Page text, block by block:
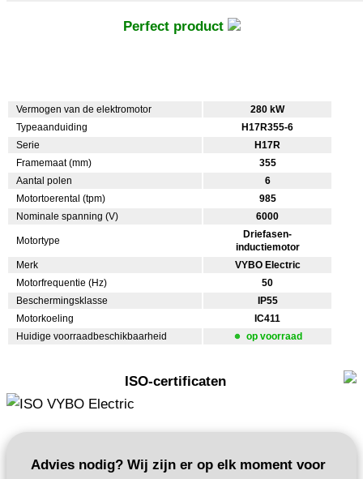
Perfect product
Vermogen van de elektromotor
280 kW
Typeaanduiding
H17R355-6
Serie
H17R
Framemaat (mm)
355
Aantal polen
6
Motortoerental (tpm)
985
Nominale spanning (V)
6000
Motortype
Driefasen-
inductiemotor
Merk
VYBO Electric
Motorfrequentie (Hz)
50
Beschermingsklasse
IP55
Motorkoeling
IC411
Huidige voorraadbeschikbaarheid
op voorraad
ISO-certificaten
Advies nodig? Wij zijn er op elk moment voor